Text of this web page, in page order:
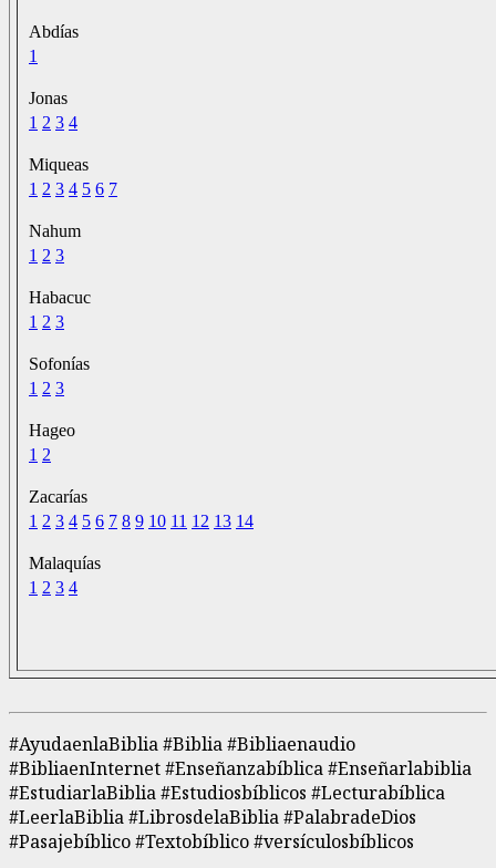
Abdías
1
Jonas
1 2 3 4
Miqueas
1 2 3 4 5 6 7
Nahum
1 2 3
Habacuc
1 2 3
Sofonías
1 2 3
Hageo
1 2
Zacarías
1 2 3 4 5 6 7 8 9 10 11 12 13 14
Malaquías
1 2 3 4
#AyudaenlaBiblia #Biblia #Bibliaenaudio
#BibliaenInternet #Enseñanzabíblica #Enseñarlabiblia
#EstudiarlaBiblia #Estudiosbíblicos #Lecturabíblica
#LeerlaBiblia #LibrosdelaBiblia #PalabradeDios
#Pasajebíblico #Textobíblico #versículosbíblicos